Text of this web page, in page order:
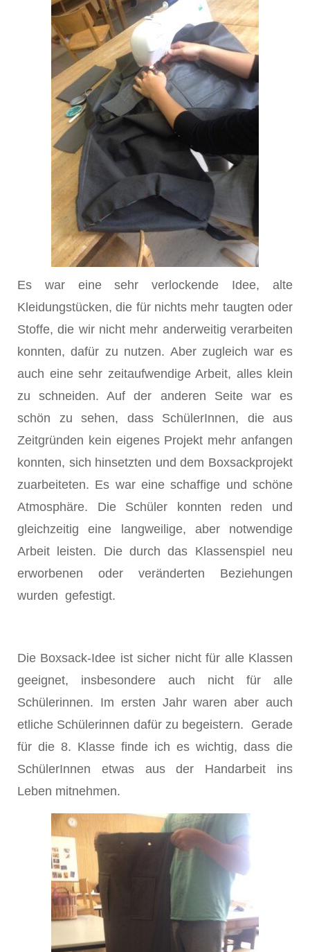
Es war eine sehr verlockende Idee, alte
Kleidungstücken, die für nichts mehr taugten oder
Stoffe, die wir nicht mehr anderweitig verarbeiten
konnten, dafür zu nutzen. Aber zugleich war es
auch eine sehr zeitaufwendige Arbeit, alles klein
zu schneiden. Auf der anderen Seite war es
schön zu sehen, dass SchülerInnen, die aus
Zeitgründen kein eigenes Projekt mehr anfangen
konnten, sich hinsetzten und dem Boxsackprojekt
zuarbeiteten. Es war eine schaffige und schöne
Atmosphäre. Die Schüler konnten reden und
gleichzeitig eine langweilige, aber notwendige
Arbeit leisten. Die durch das Klassenspiel neu
erworbenen oder veränderten Beziehungen
wurden gefestigt.
Die Boxsack-Idee ist sicher nicht für alle Klassen
geeignet, insbesondere auch nicht für alle
Schülerinnen. Im ersten Jahr waren aber auch
etliche Schülerinnen dafür zu begeistern. Gerade
für die 8. Klasse finde ich es wichtig, dass die
SchülerInnen etwas aus der Handarbeit ins
Leben mitnehmen.